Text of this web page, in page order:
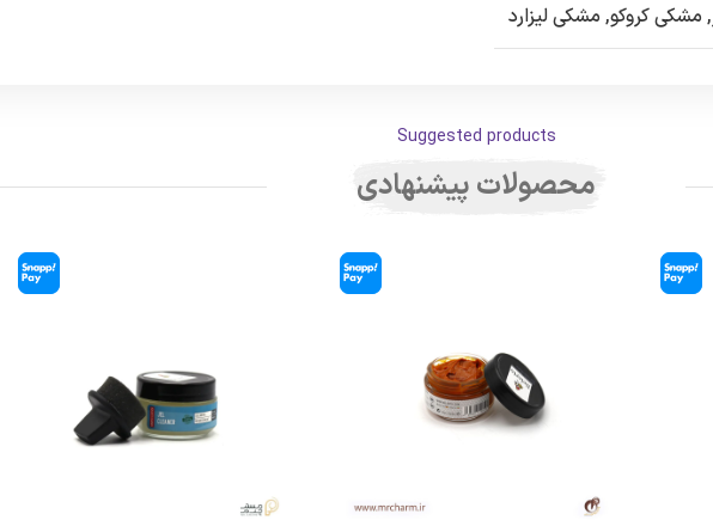
, مشکی کروکو, مشکی لیزارد
Suggested products
محصولات پیشنهادی